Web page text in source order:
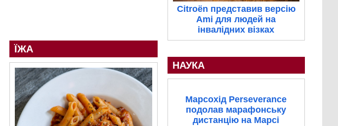
ЇЖА
Citroën представив версію
Ami для людей на
інвалідних візках
НАУКА
Марсохід Perseverance
подолав марафонську
дистанцію на Марсі